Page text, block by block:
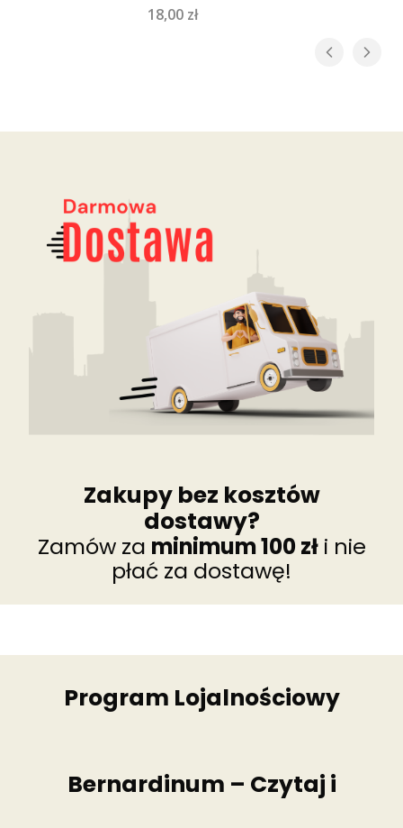
Cena
18,00 zł
Zakupy bez kosztów
dostawy?
Zamów za minimum 100 złi nie
płać za dostawę!
Program Lojalnościowy
Bernardinum – Czytaj i